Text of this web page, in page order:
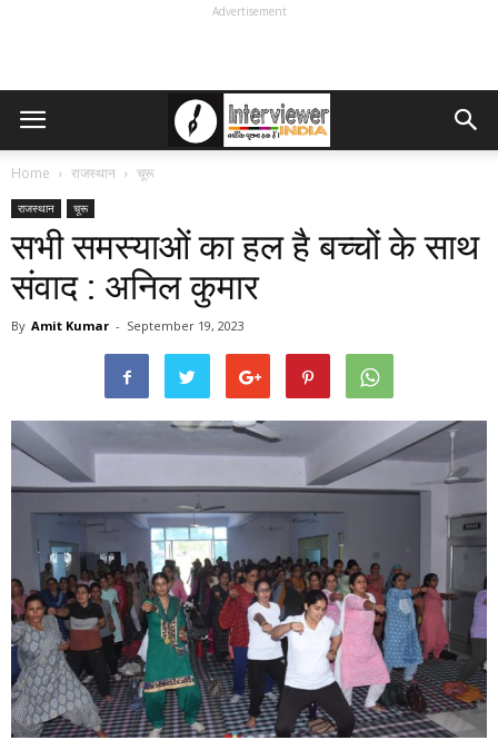
Advertisement
Home राजस्थान चूरू
राजस्थान चूरू
सभी समस्याओं का हल है बच्चों के साथ
संवाद : अनिल कुमार
By Amit Kumar - September 19, 2023